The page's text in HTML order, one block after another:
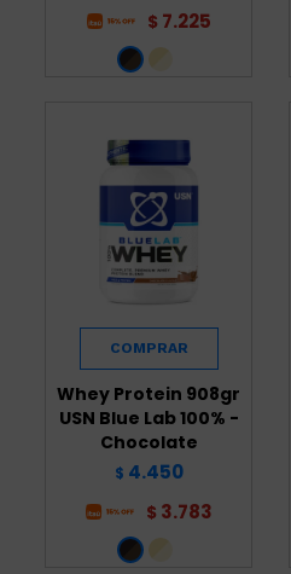
$ 7.225
Whey Protein 908gr
USN Blue Lab 100% -
Chocolate
$ 4.450
$ 3.783